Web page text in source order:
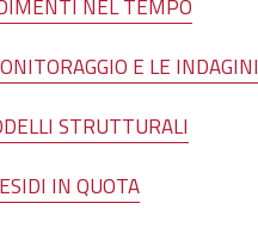
NEL TEMPO
E LE INDAGINI
STRUTTURALI
IN QUOTA